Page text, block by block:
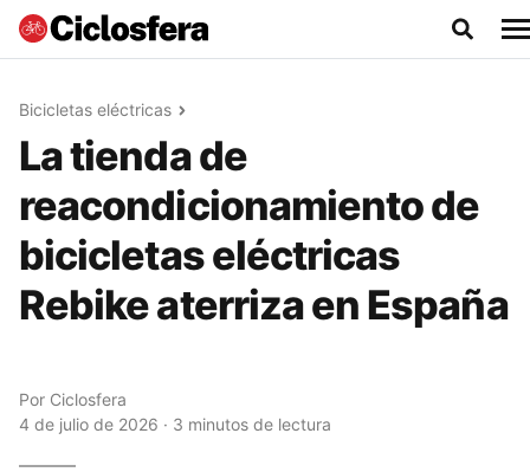
Bicicletas eléctricas
La tienda de
reacondicionamiento de
bicicletas eléctricas
Rebike aterriza en España
Por Ciclosfera
4 de julio de 2026 · 3 minutos de lectura